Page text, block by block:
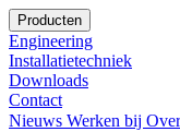
Producten
Engineering
Installatietechniek
Downloads
Contact
Nieuws Werken bij